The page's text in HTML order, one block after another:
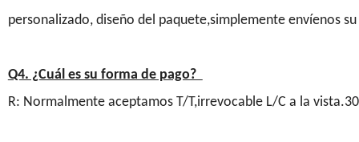
personalizado, diseño del paquete,simplemente envíenos
Q4. ¿Cuál es su forma de pago?
R: Normalmente aceptamos T/T,irrevocable L/C a la